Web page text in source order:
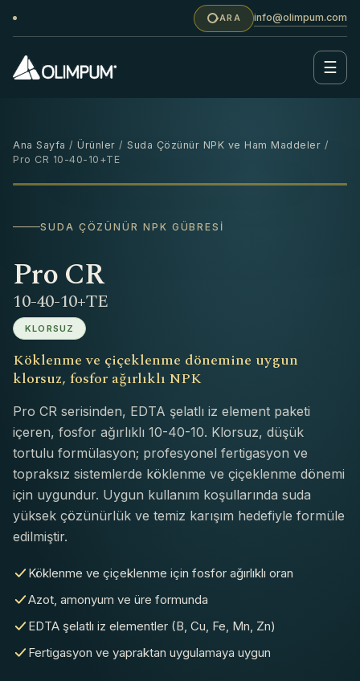
ARA info@olimpum.com
☰
Ana Sayfa / Ürünler / Suda Çözünür NPK ve Ham Maddeler /
Pro CR 10-40-10+TE
‹ ›
25 KG
SUDA ÇÖZÜNÜR NPK GÜBRESI
Pro CR
10-40-10+TE
KLORSUZ
Köklenme ve çiçeklenme dönemine uygun
klorsuz, fosfor ağırlıklı NPK
Pro CR serisinden, EDTA şelatlı iz element paketi
içeren, fosfor ağırlıklı 10-40-10. Klorsuz, düşük
tortulu formülasyon; profesyonel fertigasyon ve
topraksız sistemlerde köklenme ve çiçeklenme dönemi
için uygundur. Uygun kullanım koşullarında suda
yüksek çözünürlük ve temiz karışım hedefiyle formüle
edilmiştir.
Köklenme ve çiçeklenme için fosfor ağırlıklı oran
Azot, amonyum ve üre formunda
EDTA şelatlı iz elementler (B, Cu, Fe, Mn, Zn)
Fertigasyon ve yapraktan uygulamaya uygun